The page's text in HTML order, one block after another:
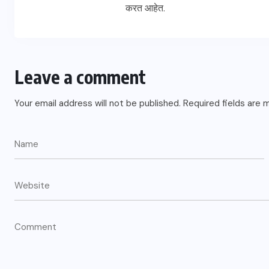
करत आहेत.
Leave a comment
Your email address will not be published. Required fields are